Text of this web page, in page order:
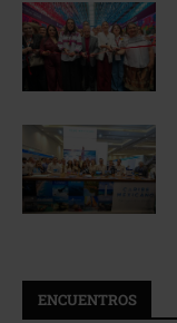
ENCUENTROS